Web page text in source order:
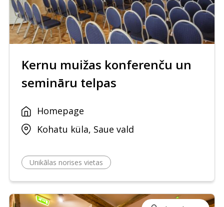
Kernu muižas konferenču un
semināru telpas
Homepage
Kohatu küla, Saue vald
Unikālas norises vietas